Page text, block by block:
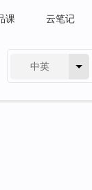
课 云笔记
中英